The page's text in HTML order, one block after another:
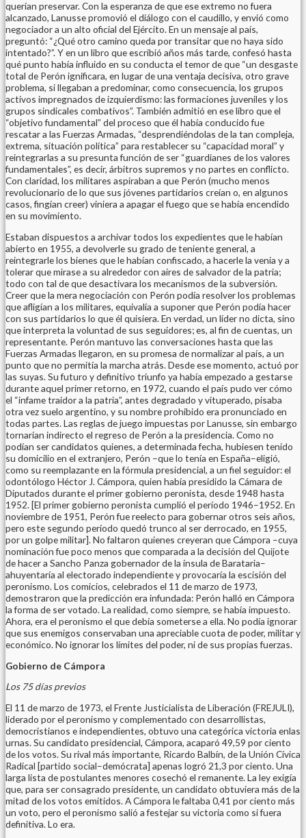
querían preservar. Con la esperanza de que ese extremo no fuera
alcanzado, Lanusse promovió el diálogo con el caudillo, y envió como
negociador a un alto oficial del Ejército. En un mensaje al país,
preguntó: “¿Qué otro camino queda por transitar que no haya sido
intentado?”. Y en un libro que escribió años más tarde, confesó hasta
qué punto había influido en su conducta el temor de que “un desgaste
total de Perón ignificara, en lugar de una ventaja decisiva, otro grave
problema, si llegaban a predominar, como consecuencia, los grupos
activos impregnados de izquierdismo: las formaciones juveniles y los
grupos sindicales combativos”. También admitió en ese libro que el
“objetivo fundamental” del proceso que él había conducido fue
rescatar a las Fuerzas Armadas, “desprendiéndolas de la tan compleja,
extrema, situación política” para restablecer su “capacidad moral” y
reintegrarlas a su presunta función de ser “guardianes de los valores
fundamentales”, es decir, árbitros supremos y no partes en conflicto.
Con claridad, los militares aspiraban a que Perón (mucho menos
revolucionario de lo que sus jóvenes partidarios creían o, en algunos
casos, fingían creer) viniera a apagar el fuego que se había encendido
en su movimiento.
Estaban dispuestos a archivar todos los expedientes que le habían
abierto en 1955, a devolverle su grado de teniente general, a
reintegrarle los bienes que le habían confiscado, a hacerle la venia y a
tolerar que mirase a su alrededor con aires de salvador de la patria;
todo con tal de que desactivara los mecanismos de la subversión.
Creer que la mera negociación con Perón podía resolver los problemas
que afligían a los militares, equivalía a suponer que Perón podía hacer
con sus partidarios lo que él quisiera. En verdad, un líder no dicta, sino
que interpreta la voluntad de sus seguidores; es, al fin de cuentas, un
representante. Perón mantuvo las conversaciones hasta que las
Fuerzas Armadas llegaron, en su promesa de normalizar al país, a un
punto que no permitía la marcha atrás. Desde ese momento, actuó por
las suyas. Su futuro y definitivo triunfo ya había empezado a gestarse
durante aquel primer retorno, en 1972, cuando el país pudo ver cómo
el “infame traidor a la patria”, antes degradado y vituperado, pisaba
otra vez suelo argentino, y su nombre prohibido era pronunciado en
todas partes. Las reglas de juego impuestas por Lanusse, sin embargo
tornarían indirecto el regreso de Perón a la presidencia. Como no
podían ser candidatos quienes, a determinada fecha, hubiesen tenido
su domicilio en el extranjero, Perón –que lo tenía en España–eligió,
como su reemplazante en la fórmula presidencial, a un fiel seguidor: el
odontólogo Héctor J. Cámpora, quien había presidido la Cámara de
Diputados durante el primer gobierno peronista, desde 1948 hasta
1952. [El primer gobierno peronista cumplió el período 1946–1952. En
noviembre de 1951, Perón fue reelecto para gobernar otros seis años,
pero este segundo período quedó trunco al ser derrocado, en 1955,
por un golpe militar]. No faltaron quienes creyeran que Cámpora –cuya
nominación fue poco menos que comparada a la decisión del Quijote
de hacer a Sancho Panza gobernador de la ínsula de Barataria–
ahuyentaría al electorado independiente y provocaría la escisión del
peronismo. Los comicios, celebrados el 11 de marzo de 1973,
demostraron que la predicción era infundada: Perón halló en Cámpora
la forma de ser votado. La realidad, como siempre, se había impuesto.
Ahora, era el peronismo el que debía someterse a ella. No podía ignorar
que sus enemigos conservaban una apreciable cuota de poder, militar y
económico. No ignorar los límites del poder, ni de sus propias fuerzas.
Gobierno de Cámpora
Los 75 días previos
El 11 de marzo de 1973, el Frente Justicialista de Liberación (FREJULI),
liderado por el peronismo y complementado con desarrollistas,
democristianos e independientes, obtuvo una categórica victoria enlas
urnas. Su candidato presidencial, Cámpora, acaparó 49,59 por ciento
de los votos. Su rival más importante, Ricardo Balbín, de la Unión Cívica
Radical [partido social–demócrata] apenas logró 21,3 por ciento. Una
larga lista de postulantes menores cosechó el remanente. La ley exigía
que, para ser consagrado presidente, un candidato obtuviera más de la
mitad de los votos emitidos. A Cámpora le faltaba 0,41 por ciento más
un voto, pero el peronismo salió a festejar su victoria como si fuera
definitiva. Lo era.